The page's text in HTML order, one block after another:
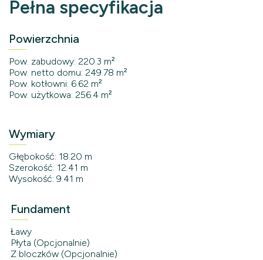
Pełna specyfikacja
Powierzchnia
Pow. zabudowy: 220.3 m²
Pow. netto domu: 249.78 m²
Pow. kotłowni: 6.62 m²
Pow. użytkowa: 256.4 m²
Wymiary
Głębokość: 18.20 m
Szerokość: 12.41 m
Wysokość: 9.41 m
Fundament
Ławy
Płyta (Opcjonalnie)
Z bloczków (Opcjonalnie)